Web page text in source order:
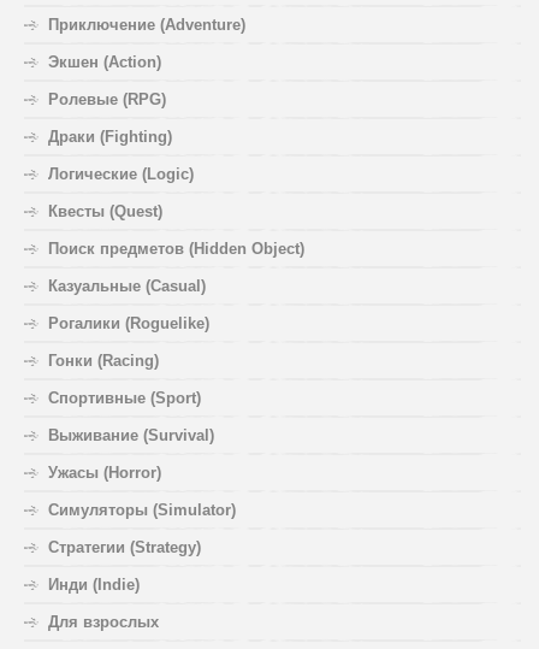
Приключение (Adventure)
Экшен (Action)
Ролевые (RPG)
Драки (Fighting)
Логические (Logic)
Квесты (Quest)
Поиск предметов (Hidden Object)
Казуальные (Casual)
Рогалики (Roguelike)
Гонки (Racing)
Спортивные (Sport)
Выживание (Survival)
Ужасы (Horror)
Симуляторы (Simulator)
Стратегии (Strategy)
Инди (Indie)
Для взрослых